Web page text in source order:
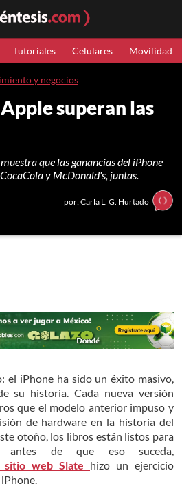
Tutoriales Celulares Movilidad
y negocios
superan las
que las ganancias del iPhone
y McDonald's, juntas.
por: Carla L. G. Hurtado
el iPhone ha sido un éxito masivo,
su historia. Cada nueva versión
que el modelo anterior impuso y
de hardware en la historia del
otoño, los libros están listos para
antes de que eso suceda,
sitio web Slate hizo un ejercicio